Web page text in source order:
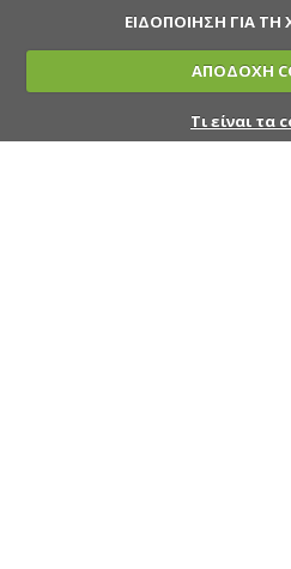
ΕΙΔΟΠΟΙΗΣΗ ΓΙΑ ΤΗ
ΑΠΟΔΟΧΗ
Τι είναι τα